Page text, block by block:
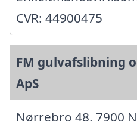
CVR: 44900475
FM gulvafslibning
ApS
Nørrebro 48, 7900